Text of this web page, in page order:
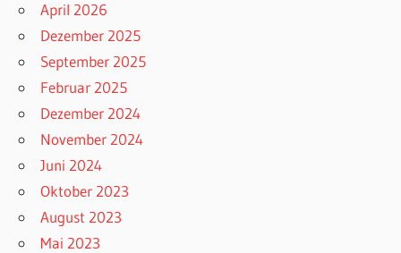
April 2026
Dezember 2025
September 2025
Februar 2025
Dezember 2024
November 2024
Juni 2024
Oktober 2023
August 2023
Mai 2023